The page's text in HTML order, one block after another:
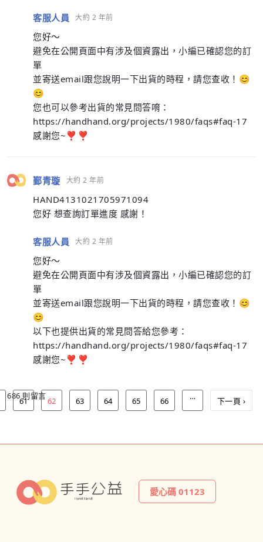
客服人員 大約 2 年前
您好～
避免在公開頁面中有涉及個資露出，小編已確認您的訂
單
並寄送email跟您說明一下出貨的時程，請您查收！😊
😊
您也可以參考出貨的常見問答唷：
https://handhand.org/projects/1980/faqs#faq-17
感謝您~❣️❣️
鄞青璇 大約 2 年前
HAND4131021705971094
您好 想查詢訂單進度 感謝！
客服人員 大約 2 年前
您好～
避免在公開頁面中有涉及個資露出，小編已確認您的訂
單
並寄送email跟您說明一下出貨的時程，請您查收！😊
😊
以下也提供出貨的常見問答給您參考：
https://handhand.org/projects/1980/faqs#faq-17
感謝您~❣️❣️
686 則留言
61 62 63 64 65 66 … 下一頁 ›
愛心碼 01123